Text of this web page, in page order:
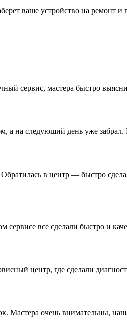
ваше устройство на ремонт
сервис, мастера быстро
а на следующий день уже
в центр — быстро
сервисе все сделали быстро и
центр, где сделали
Мастера очень внимательны,